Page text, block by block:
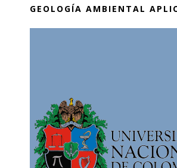
GEOLOGÍA AMBIENTAL